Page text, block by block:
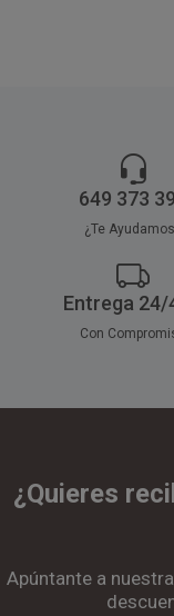
649 373
¿Te
Entrega 24/
Con
¿Quieres
Apúntante a